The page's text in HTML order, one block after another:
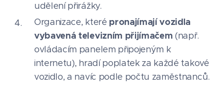
udělení přirážky.
Organizace, které pronajímají vozidla
vybavená televizním přijímačem (např.
ovládacím panelem připojeným k
internetu), hradí poplatek za každé takové
vozidlo, a navíc podle počtu zaměstnanců.